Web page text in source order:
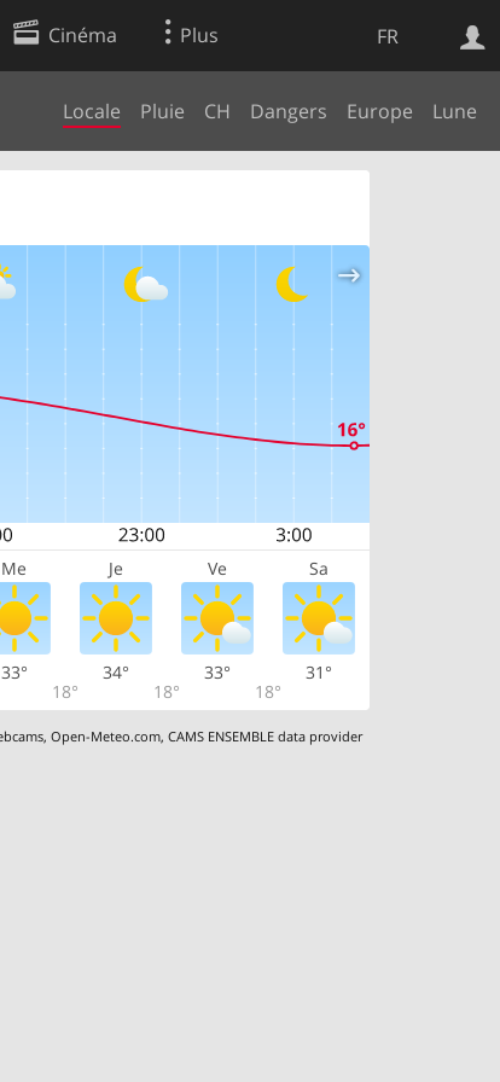
FR
Cinéma Plus
Locale Pluie CH Dangers Europe Lune
Me Je Ve Sa
33°
18°
34°
18°
33°
18°
31°
,Open-Meteo.com,CAMS ENSEMBLE data provider
Web